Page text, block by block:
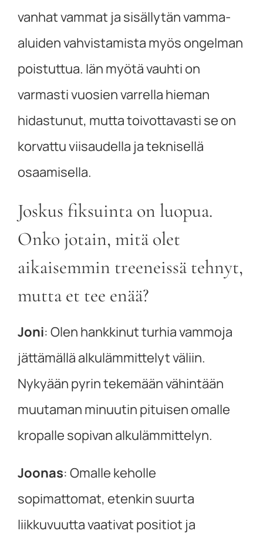
vanhat vammat ja sisällytän vamma-
aluiden vahvistamista myös ongelman
poistuttua. Iän myötä vauhti on
varmasti vuosien varrella hieman
hidastunut, mutta toivottavasti se on
korvattu viisaudella ja teknisellä
osaamisella.
Joskus fiksuinta on luopua.
Onko jotain, mitä olet
aikaisemmin treeneissä tehnyt,
mutta et tee enää?
Joni: Olen hankkinut turhia vammoja
jättämällä alkulämmittelyt väliin.
Nykyään pyrin tekemään vähintään
muutaman minuutin pituisen omalle
kropalle sopivan alkulämmittelyn.
Joonas: Omalle keholle
sopimattomat, etenkin suurta
liikkuvuutta vaativat positiot ja